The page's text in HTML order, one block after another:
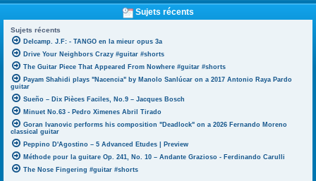
Sujets récents
Sujets récents
Delcamp. J.F: - TANGO en la mieur opus 3a
Drive Your Neighbors Crazy #guitar #shorts
The Guitar Piece That Appeared From Nowhere #guitar #shorts
Payam Shahidi plays "Nacencia" by Manolo Sanlúcar on a 2017 Antonio Raya Pardo
guitar
Sueño – Dix Pièces Faciles, No.9 – Jacques Bosch
Minuet No.63 - Pedro Ximenes Abril Tirado
Goran Ivanovic performs his composition "Deadlock" on a 2026 Fernando Moreno
classical guitar
Peppino D'Agostino – 5 Advanced Etudes | Preview
Méthode pour la guitare Op. 241, No. 10 – Andante Grazioso - Ferdinando Carulli
The Nose Fingering #guitar #shorts